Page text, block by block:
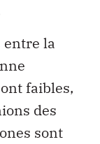
entre la
faibles,
des
sont